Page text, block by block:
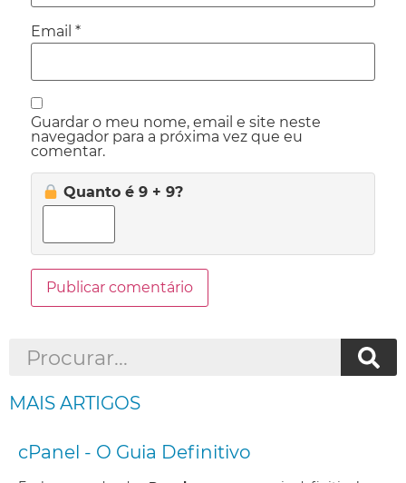
Email *
Guardar o meu nome, email e site neste
navegador para a próxima vez que eu
comentar.
Quanto é 9 + 9?
MAIS ARTIGOS
cPanel - O Guia Definitivo